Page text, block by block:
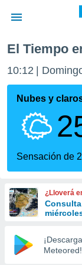
de
por
que se
calidad.
a este
las
y
forma
digital
basada
El Tiempo
10:12
Nubes y
Sensación de
¿Lloverá
¡Descarga
Meteored!